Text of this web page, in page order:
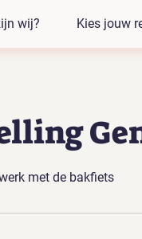
wij? Kies jouw
met de bakfiets